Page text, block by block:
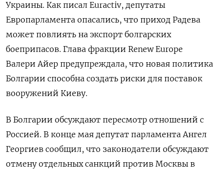
Украины. Как писал Euractiv, депутаты
Европарламента опасались, что приход Радева
может повлиять на экспорт болгарских
боеприпасов. Глава фракции Renew Europe
Валери Айер предупреждала, что новая политика
Болгарии способна создать риски для поставок
вооружений Киеву.
В Болгарии обсуждают пересмотр отношений с
Россией. В конце мая депутат парламента Ангел
Георгиев сообщил, что законодатели обсуждают
отмену отдельных санкций против Москвы в